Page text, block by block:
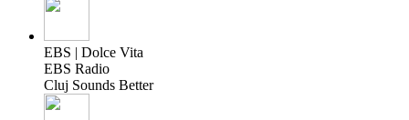
EBS | Dolce Vita
EBS Radio
Cluj Sounds Better